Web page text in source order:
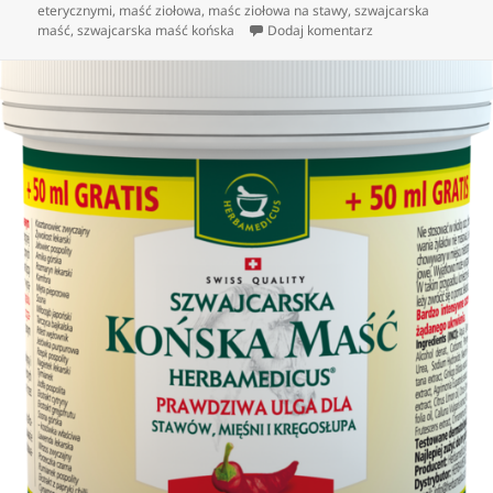
eterycznymi, maść ziołowa, maśc ziołowa na stawy,szwajcarska
maść,szwajcarska maść końska Dodaj komentarz